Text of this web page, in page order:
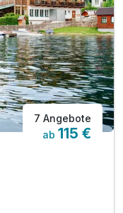
7 Angebote
ab 115 €